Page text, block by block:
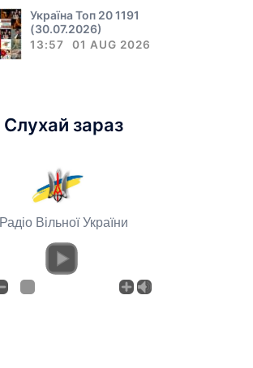
Україна Топ 20 1191
(30.07.2026)
13:57 01 AUG 2026
Слухай зараз
Радіо Вільної України